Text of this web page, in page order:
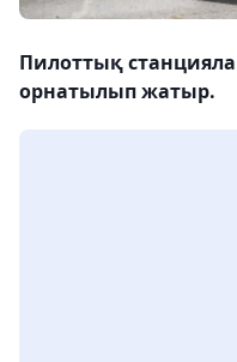
Пилоттық
орнатылып жатыр.